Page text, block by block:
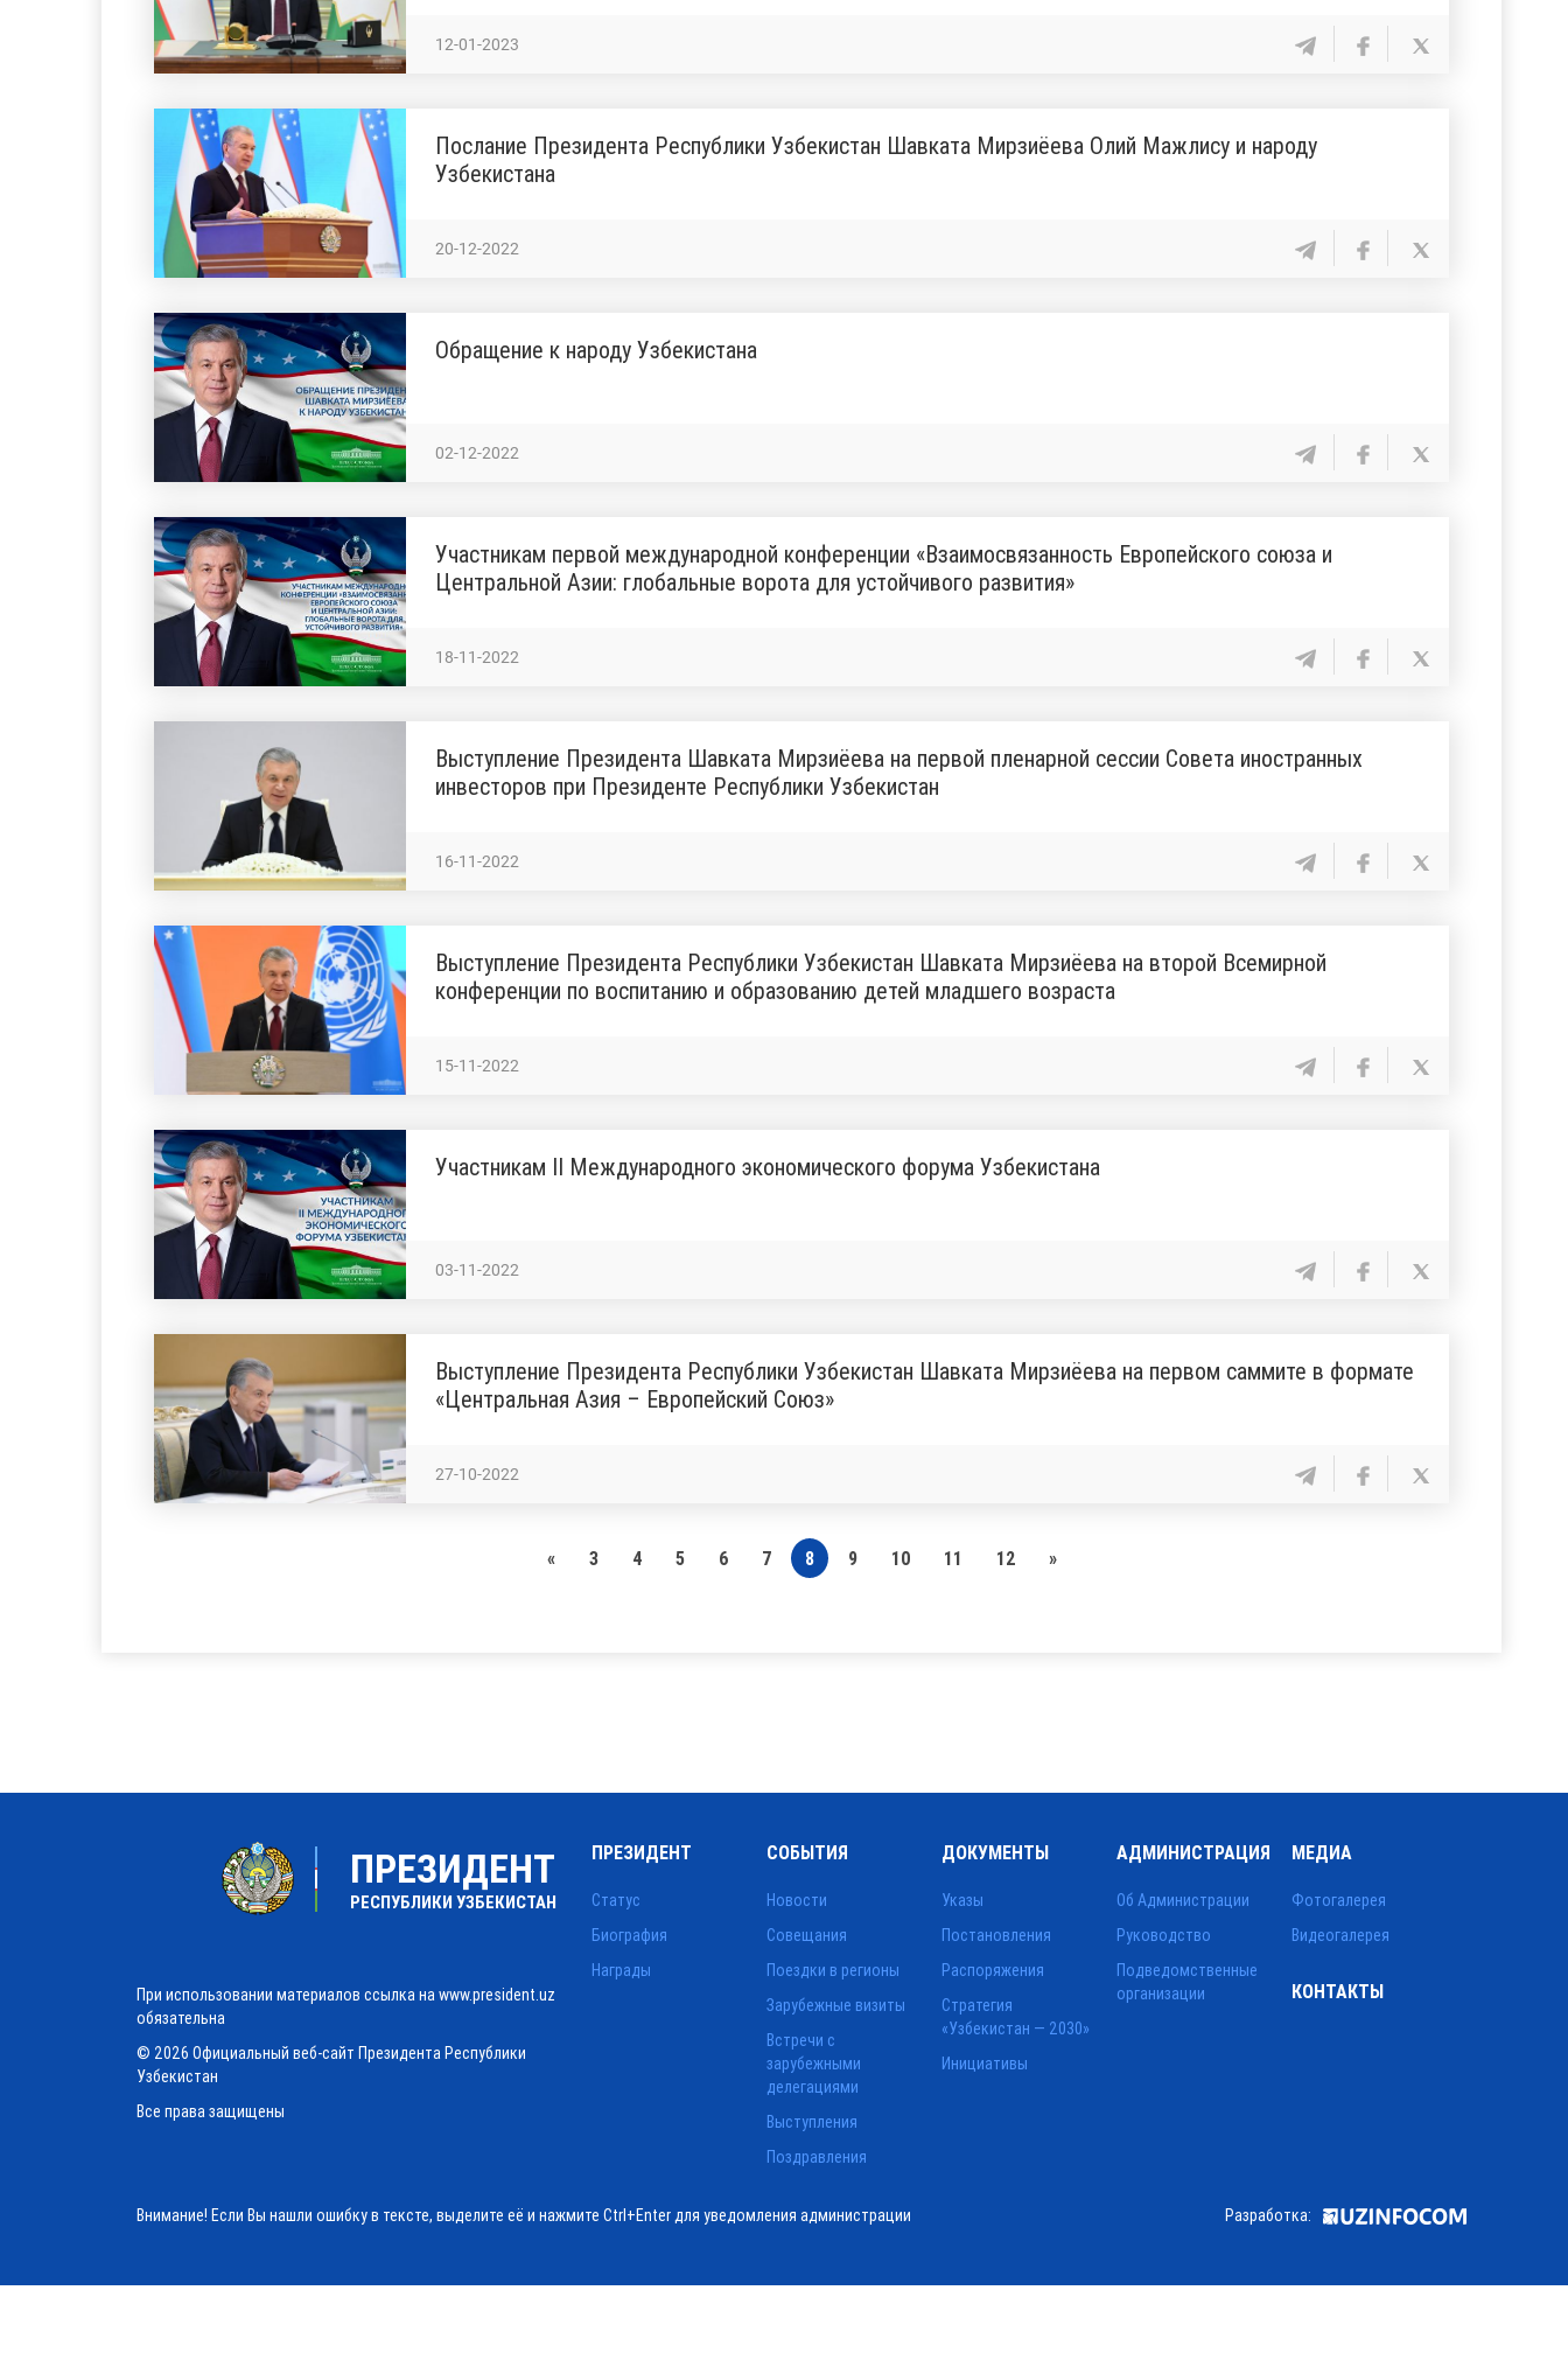
12-01-2023
Послание Президента Республики Узбекистан Шавката Мирзиёева Олий Мажлису и народу
Узбекистана
20-12-2022
Обращение к народу Узбекистана
02-12-2022
Участникам первой международной конференции «Взаимосвязанность Европейского союза и
Центральной Азии: глобальные ворота для устойчивого развития»
18-11-2022
Выступление Президента Шавката Мирзиёева на первой пленарной сессии Совета иностранных
инвесторов при Президенте Республики Узбекистан
16-11-2022
Выступление Президента Республики Узбекистан Шавката Мирзиёева на второй Всемирной
конференции по воспитанию и образованию детей младшего возраста
15-11-2022
Участникам II Международного экономического форума Узбекистана
03-11-2022
Выступление Президента Республики Узбекистан Шавката Мирзиёева на первом саммите в формате
«Центральная Азия – Европейский Союз»
27-10-2022
« 3 4 5 6 7 8 9 10 11 12 »
ПРЕЗИДЕНТ
РЕСПУБЛИКИ УЗБЕКИСТАН
При использовании материалов ссылка на www.president.uz
обязательна
© 2026 Официальный веб-сайт Президента Республики
Узбекистан
Все права защищены
ПРЕЗИДЕНТ
Статус
Биография
Награды
СОБЫТИЯ
Новости
Совещания
Поездки в регионы
Зарубежные визиты
Встречи с
зарубежными
делегациями
Выступления
Поздравления
ДОКУМЕНТЫ
Указы
Постановления
Распоряжения
Стратегия
«Узбекистан — 2030»
Инициативы
АДМИНИСТРАЦИЯ
Об Администрации
Руководство
Подведомственные
организации
МЕДИА
Фотогалерея
Видеогалерея
КОНТАКТЫ
Внимание! Если Вы нашли ошибку в тексте, выделите её и нажмите Ctrl+Enter для уведомления администрации Разработка: